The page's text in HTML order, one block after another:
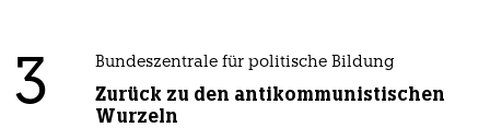
3 Bundeszentrale für politische Bildung
Zurück zu den antikommunistischen
Wurzeln